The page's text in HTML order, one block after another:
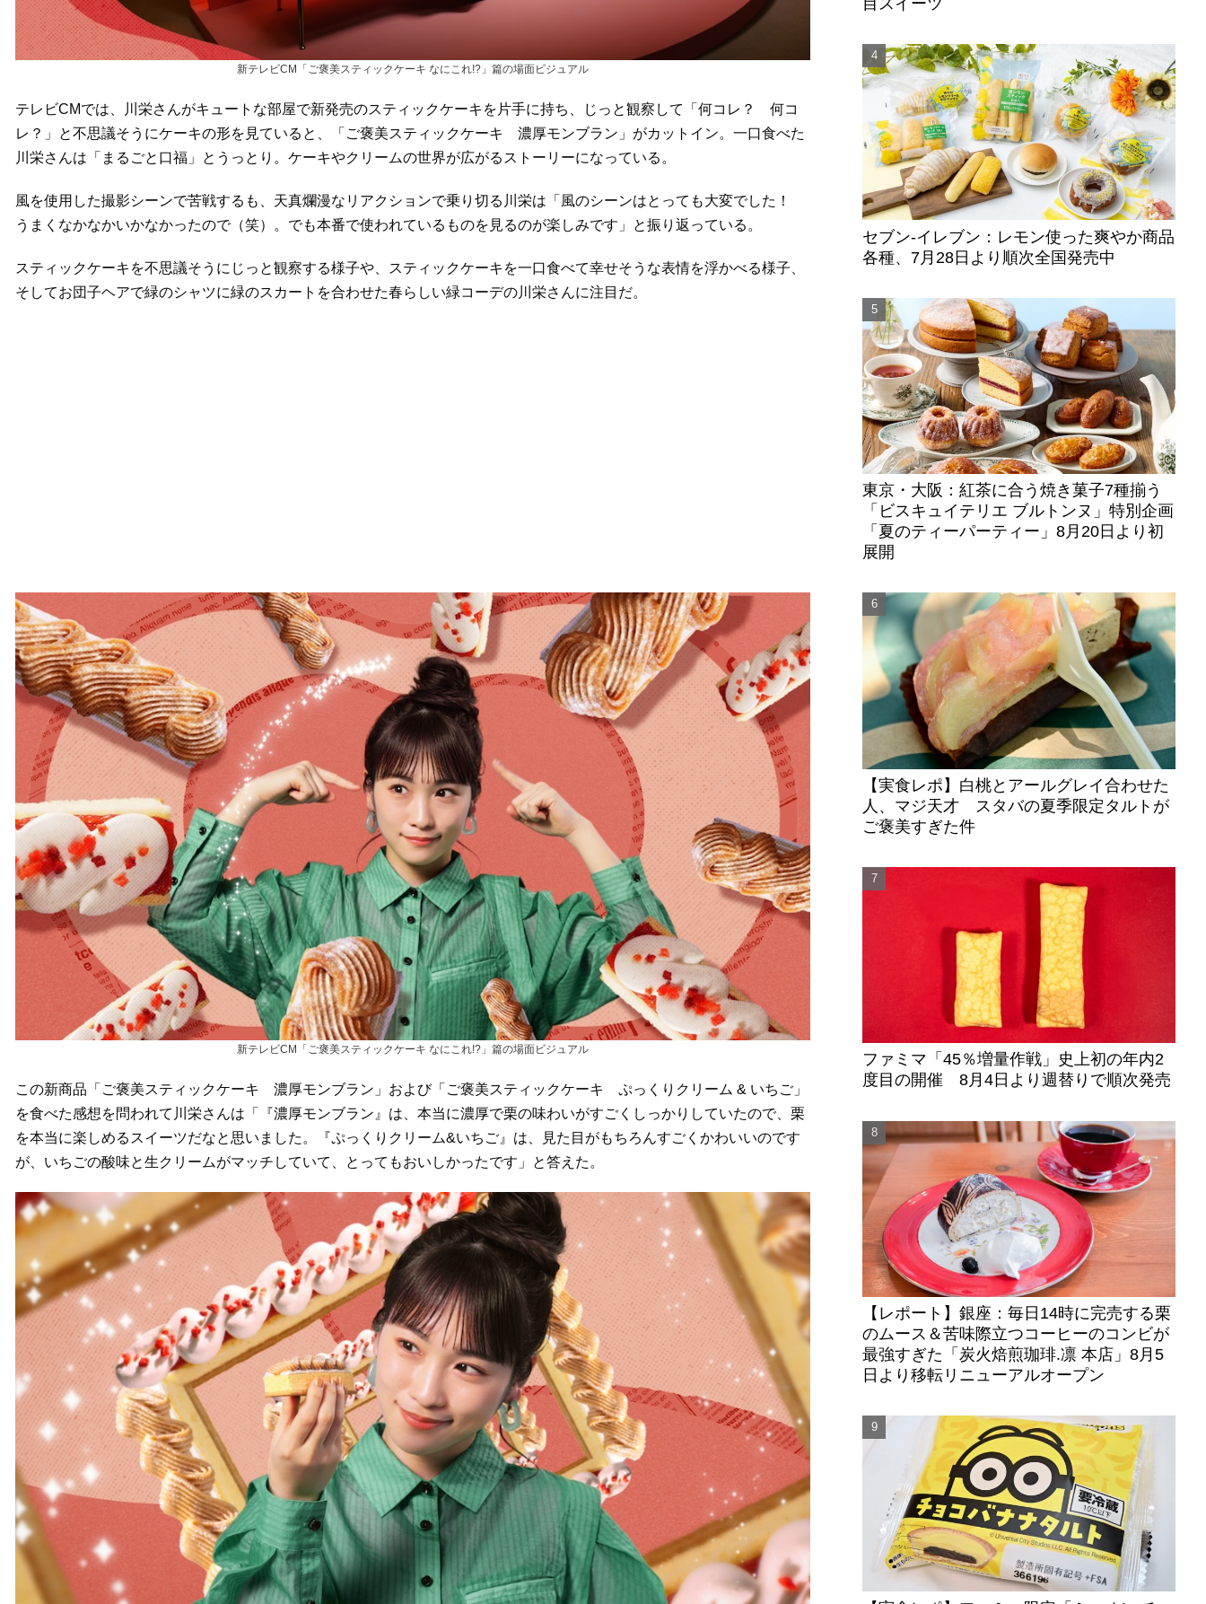
新テレビCM「ご褒美スティックケーキ なにこれ!?」篇の場面ビジュアル
テレビCMでは、川栄さんがキュートな部屋で新発売のスティックケーキを片手に持ち、じっと観察して「何コレ？ 何コ
レ？」と不思議そうにケーキの形を見ていると、「ご褒美スティックケーキ 濃厚モンブラン」がカットイン。一口食べた
川栄さんは「まるごと口福」とうっとり。ケーキやクリームの世界が広がるストーリーになっている。
風を使用した撮影シーンで苦戦するも、天真爛漫なリアクションで乗り切る川栄は「風のシーンはとっても大変でした！
うまくなかなかいかなかったので（笑）。でも本番で使われているものを見るのが楽しみです」と振り返っている。
スティックケーキを不思議そうにじっと観察する様子や、スティックケーキを一口食べて幸せそうな表情を浮かべる様子、
そしてお団子ヘアで緑のシャツに緑のスカートを合わせた春らしい緑コーデの川栄さんに注目だ。
新テレビCM「ご褒美スティックケーキ なにこれ!?」篇の場面ビジュアル
この新商品「ご褒美スティックケーキ 濃厚モンブラン」および「ご褒美スティックケーキ ぷっくりクリーム & いちご」
を食べた感想を問われて川栄さんは「『濃厚モンブラン』は、本当に濃厚で栗の味わいがすごくしっかりしていたので、栗
を本当に楽しめるスイーツだなと思いました。『ぷっくりクリーム&いちご』は、見た目がもちろんすごくかわいいのです
が、いちごの酸味と生クリームがマッチしていて、とってもおいしかったです」と答えた。
セブン‐イレブン：レモン使った爽やか商品
各種、7月28日より順次全国発売中
東京・大阪：紅茶に合う焼き菓子7種揃う
「ビスキュイテリエ ブルトンヌ」特別企画
「夏のティーパーティー」8月20日より初
展開
【実食レポ】白桃とアールグレイ合わせた
人、マジ天才 スタバの夏季限定タルトが
ご褒美すぎた件
ファミマ「45％増量作戦」史上初の年内2
度目の開催 8月4日より週替りで順次発売
【レポート】銀座：毎日14時に完売する栗
のムース＆苦味際立つコーヒーのコンビが
最強すぎた「炭火焙煎珈琲.凛 本店」8月5
日より移転リニューアルオープン